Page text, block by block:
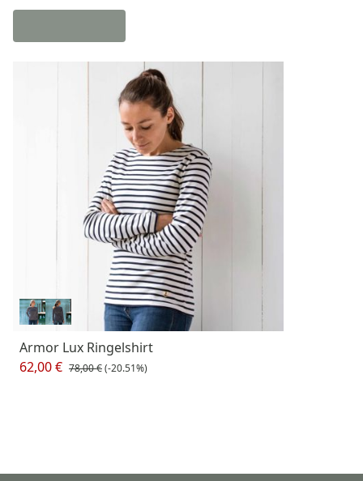
Armor Lux Ringelshirt
62,00 € 78,00 €(-20.51%)